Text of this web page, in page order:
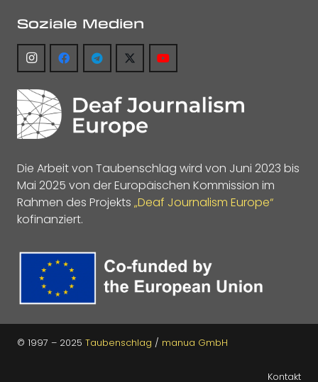
Soziale Medien
Die Arbeit von Taubenschlag wird von Juni 2023 bis
Mai 2025 von der Europäischen Kommission im
Rahmen des Projekts „Deaf Journalism Europe“
kofinanziert.
© 1997 – 2025 Taubenschlag / manua GmbH
Kontakt